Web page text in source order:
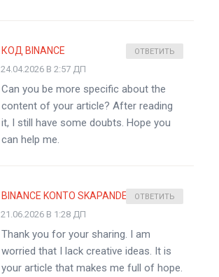
КОД BINANCE
24.04.2026 В 2:57 ДП
Can you be more specific about the
content of your article? After reading
it, I still have some doubts. Hope you
can help me.
ОТВЕТИТЬ
BINANCE KONTO SKAPANDE
21.06.2026 В 1:28 ДП
Thank you for your sharing. I am
worried that I lack creative ideas. It is
your article that makes me full of hope.
ОТВЕТИТЬ